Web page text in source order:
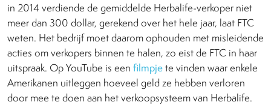
in 2014 verdiende de gemiddelde Herbalife-verkoper niet
meer dan 300 dollar, gerekend over het hele jaar, laat FTC
weten. Het bedrijf moet daarom ophouden met misleidende
acties om verkopers binnen te halen, zo eist de FTC in haar
uitspraak. Op YouTube is een filmpjete vinden waar enkele
Amerikanen uitleggen hoeveel geld ze hebben verloren
door mee te doen aan het verkoopsysteem van Herbalife.